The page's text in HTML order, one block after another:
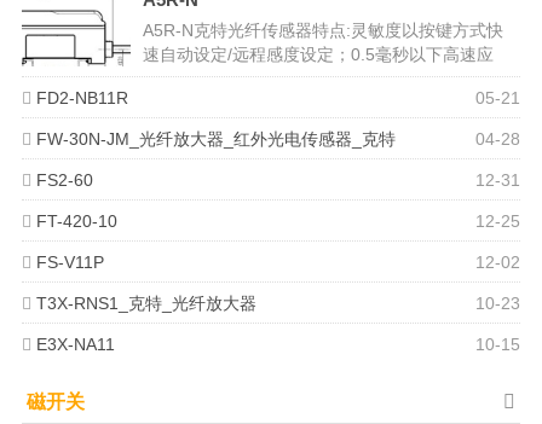
A5R-N克特光纤传感器特点:灵敏度以按键方式快
速自动设定/远程感度设定；0.5毫秒以下高速应
答，外部同步输入，相互干扰...
05-21
FD2-NB11R
04-28
FW-30N-JM_光纤放大器_红外光电传感器_克特
12-31
FS2-60
12-25
FT-420-10
12-02
FS-V11P
10-23
T3X-RNS1_克特_光纤放大器
10-15
E3X-NA11
磁开关